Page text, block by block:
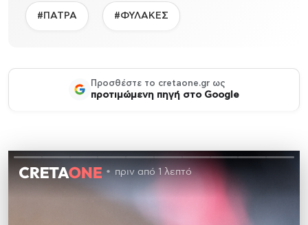
#ΠΑΤΡΑ #ΦΥΛΑΚΕΣ
Προσθέστε το cretaone.gr ως
προτιμώμενη πηγή στο Google
πριν από 1 λεπτό